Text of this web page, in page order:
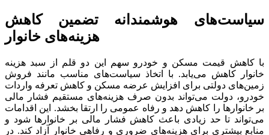
سیاست‌های هوشمندانه تضمین کاهش
هزینه‌های خانوار
با کاهش قیمت مسکن و خودرو سهم این دو قلم از سبد هزینه
خانوار کاهش می‌یابد. با اتخاذ سیاست‌های مناسب مانند فروش
زمین‌های دولتی برای افزایش عرضه مسکن و کاهش تعرفه واردات
خودرو، دولت می‌تواند بدون صرف هزینه‌های مستقیم فشار مالی
بر خانوار‌ها را کاهش دهد و رفاه عمومی را ارتقا بخشد. این اقدامات
می‌تواند تا حد زیادی باعث کاهش فشار مالی بر خانوار‌ها شود و
منابع بیشتری برای هزینه‌های ضروری و رفاهی خانوار آزاد کند. در